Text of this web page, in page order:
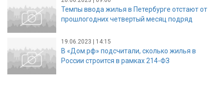
Темпы ввода жилья в Петербурге отстают от
прошлогодних четвертый месяц подряд
19.06.2023 | 14:15
В «Дом.рф» подсчитали, сколько жилья в
России строится в рамках 214-ФЗ